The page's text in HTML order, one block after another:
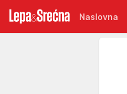
Naslovna